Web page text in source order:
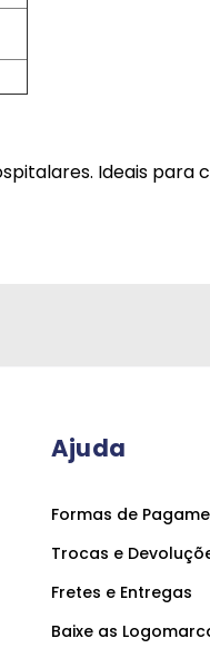
Ideais para
Ajuda
Formas de
Trocas e
Fretes e Entregas
Baixe as